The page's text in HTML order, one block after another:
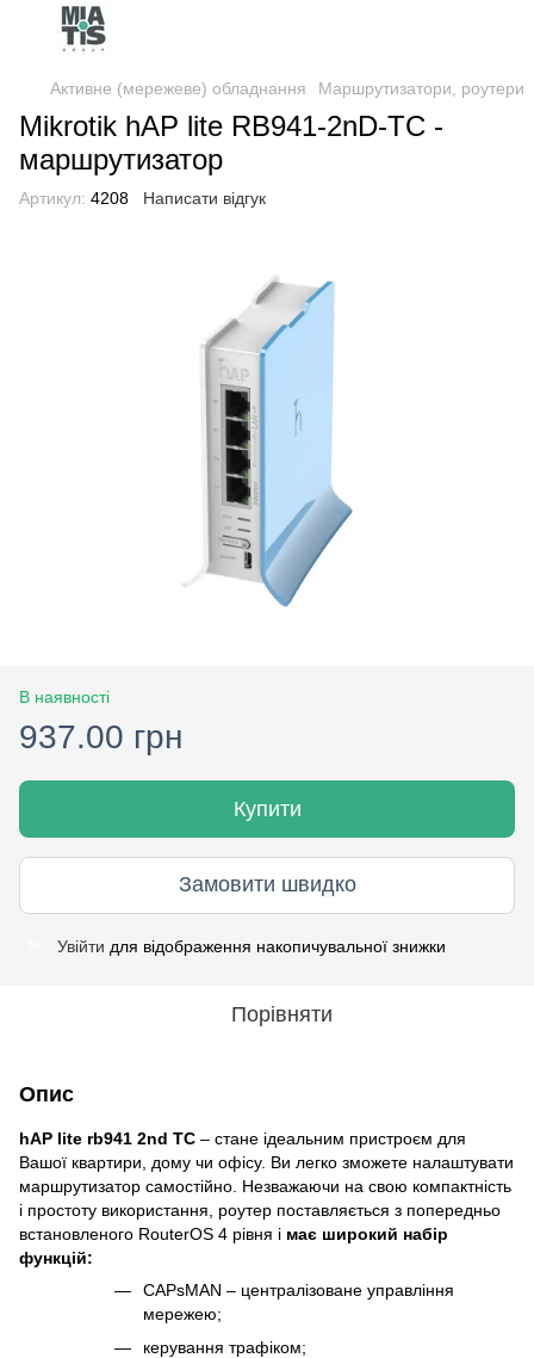
Активне (мережеве) обладнання Маршрутизатори, роутери
Mikrotik hAP lite RB941-2nD-TC -
маршрутизатор
Артикул: 4208 Написати відгук
В наявності
937.00 грн
Купити
Замовити швидко
Увійти для відображення накопичувальної знижки
Порівняти
Опис
hAP lite rb941 2nd TC – стане ідеальним пристроєм для
Вашої квартири, дому чи офісу. Ви легко зможете налаштувати
маршрутизатор самостійно. Незважаючи на свою компактність
і простоту використання, роутер поставляється з попередньо
встановленого RouterOS 4 рівня і має широкий набір
функцій:
CAPsMAN – централізоване управління
мережею;
керування трафіком;